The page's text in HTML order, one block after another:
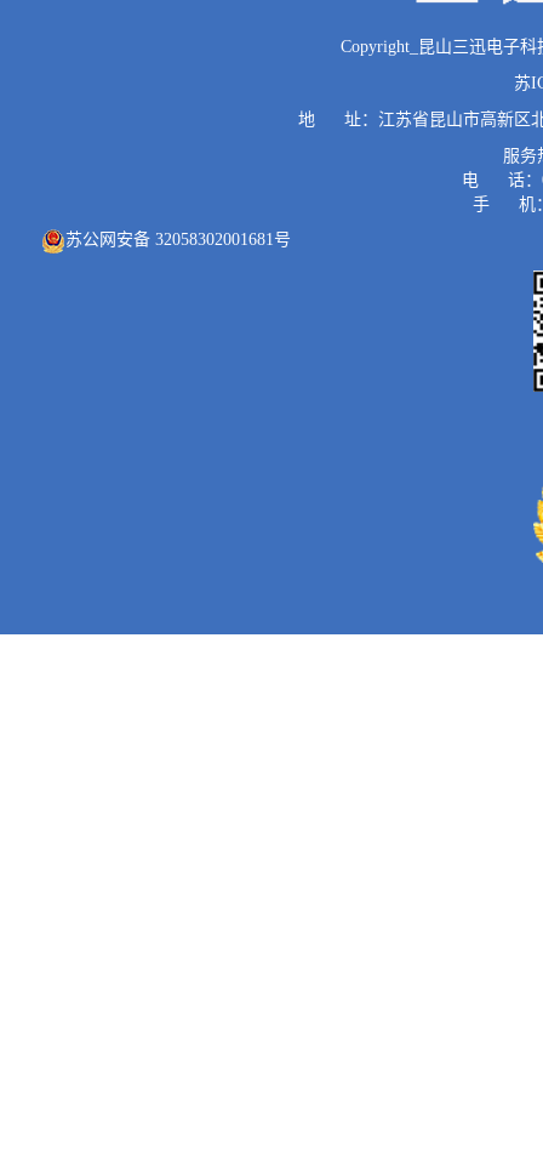
Copyright_昆山三迅电子科
苏
地 址：江苏省昆山市高新区北
服务
电 话：
手 机：
苏公网安备 32058302001681号